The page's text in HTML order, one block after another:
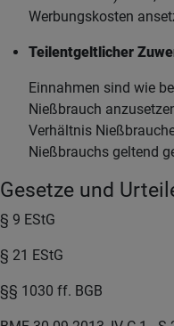
Werbungskosten
Teilentgeltlicher
Einnahmen sind wie
Nießbrauch
Verhältnis
Nießbrauchs geltend
Gesetze und
§ 9 EStG
§ 21 EStG
§§ 1030 ff. BGB